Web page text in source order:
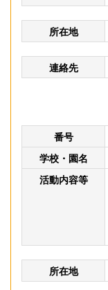
所在地
連絡先
番号
学校・園名
活動内容等
所在地